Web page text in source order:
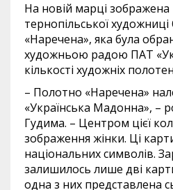
На новій марці зображена
тернопільської
«Наречена», яка була
художньою радою ПАТ
кількості художніх
– Полотно «Наречена»
«Українська Мадонна», –
Гудима. – Центром цієї
зображення жінки. Ці
національних символів.
залишилось лише дві
одна з них представлена